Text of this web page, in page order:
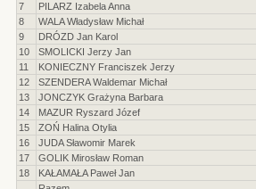
7
PILARZ Izabela Anna
8
WALA Władysław Michał
9
DRÓZD Jan Karol
10
SMOLICKI Jerzy Jan
11
KONIECZNY Franciszek Jerzy
12
SZENDERA Waldemar Michał
13
JONCZYK Grażyna Barbara
14
MAZUR Ryszard Józef
15
ZOŃ Halina Otylia
16
JUDA Sławomir Marek
17
GOLIK Mirosław Roman
18
KAŁAMAŁA Paweł Jan